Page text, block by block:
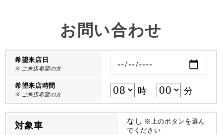
お問い合わせ
希望来店日
※ ご来店希望の方
希望来店時間
※ ご来店希望の方 時 分
対象車 なし ※上のボタンを選ん
でください